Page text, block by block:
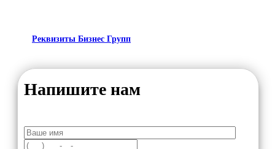
Реквизиты Бизнес Групп
Напишите нам